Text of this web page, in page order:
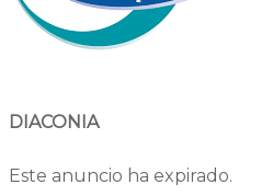
DIACONIA
Este anuncio ha expirado.